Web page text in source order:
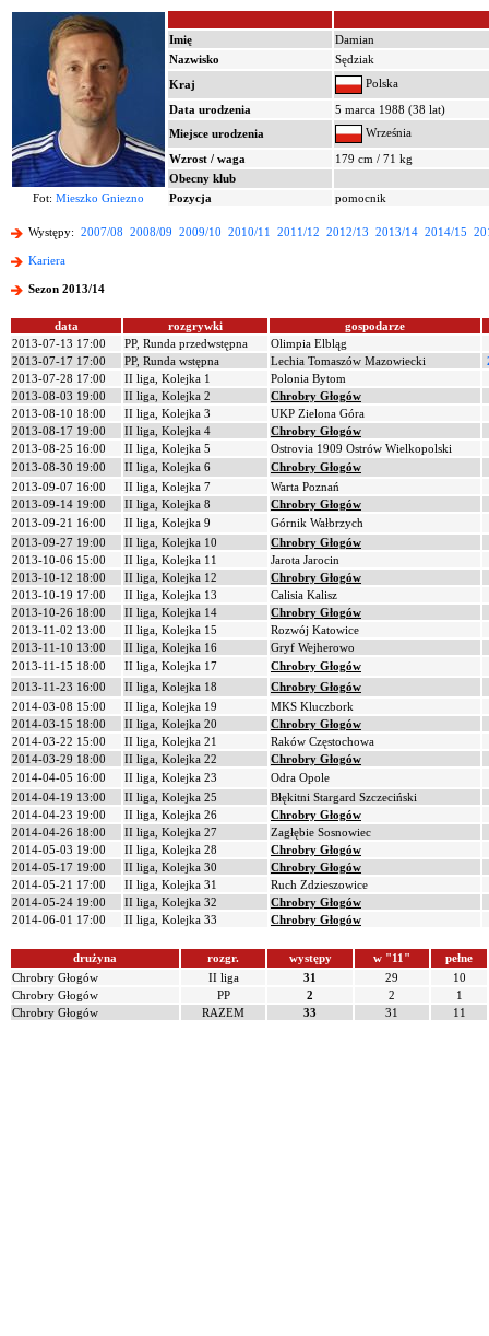
Imię
Damian
Nazwisko
Sędziak
Kraj
Polska
Data urodzenia
5 marca 1988 (38 lat)
Miejsce urodzenia
Września
Wzrost / waga
179 cm / 71 kg
Obecny klub
Fot: Mieszko Gniezno Pozycja pomocnik
Występy: 2007/08 2008/09 2009/10 2010/11 2011/12 2012/13 2013/14 2014/15
Kariera
Sezon 2013/14
data rozgrywki
gospodarze
2013-07-13 17:00
PP, Runda przedwstępna
Olimpia Elbląg
2013-07-17 17:00
PP, Runda wstępna Lechia Tomaszów Mazowiecki
2013-07-28 17:00
II liga, Kolejka 1
Polonia Bytom
2013-08-03 19:00
II liga, Kolejka 2
Chrobry Głogów
2013-08-10 18:00
II liga, Kolejka 3
UKP Zielona Góra
2013-08-17 19:00
II liga, Kolejka 4
Chrobry Głogów
2013-08-25 16:00
II liga, Kolejka 5
Ostrovia 1909 Ostrów Wielkopolski
2013-08-30 19:00
II liga, Kolejka 6
Chrobry Głogów
2013-09-07 16:00
II liga, Kolejka 7
Warta Poznań
2013-09-14 19:00
II liga, Kolejka 8
Chrobry Głogów
2013-09-21 16:00
II liga, Kolejka 9
Górnik Wałbrzych
2013-09-27 19:00
II liga, Kolejka 10
Chrobry Głogów
2013-10-06 15:00
II liga, Kolejka 11
Jarota Jarocin
2013-10-12 18:00
II liga, Kolejka 12
Chrobry Głogów
2013-10-19 17:00
II liga, Kolejka 13
Calisia Kalisz
2013-10-26 18:00
II liga, Kolejka 14
Chrobry Głogów
2013-11-02 13:00
II liga, Kolejka 15
Rozwój Katowice
2013-11-10 13:00
II liga, Kolejka 16
Gryf Wejherowo
2013-11-15 18:00
II liga, Kolejka 17
Chrobry Głogów
2013-11-23 16:00
II liga, Kolejka 18
Chrobry Głogów
2014-03-08 15:00
II liga, Kolejka 19
MKS Kluczbork
2014-03-15 18:00
II liga, Kolejka 20
Chrobry Głogów
2014-03-22 15:00
II liga, Kolejka 21
Raków Częstochowa
2014-03-29 18:00
II liga, Kolejka 22
Chrobry Głogów
2014-04-05 16:00
II liga, Kolejka 23
Odra Opole
2014-04-19 13:00
II liga, Kolejka 25
Błękitni Stargard Szczeciński
2014-04-23 19:00
II liga, Kolejka 26
Chrobry Głogów
2014-04-26 18:00
II liga, Kolejka 27
Zagłębie Sosnowiec
2014-05-03 19:00
II liga, Kolejka 28
Chrobry Głogów
2014-05-17 19:00
II liga, Kolejka 30
Chrobry Głogów
2014-05-21 17:00
II liga, Kolejka 31
Ruch Zdzieszowice
2014-05-24 19:00
II liga, Kolejka 32
Chrobry Głogów
2014-06-01 17:00
II liga, Kolejka 33 Chrobry Głogów
drużyna rozgr. występy w "11"
pełne
Chrobry Głogów
II liga 31 29
10
Chrobry Głogów
PP 2 2
1
Chrobry Głogów
RAZEM 33 31 11